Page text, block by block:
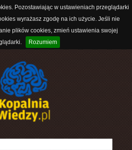
Pozostawiając w ustawieniach przeglądarki
wyrażasz zgodę na ich użycie. Jeśli nie
plików cookies, zmień ustawienia swojej
Rozumiem